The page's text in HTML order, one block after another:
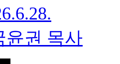
윤권 목사